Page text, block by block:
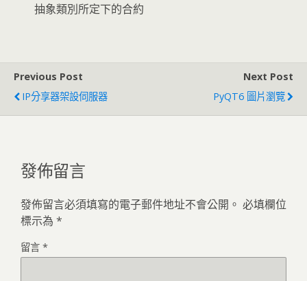
抽象類別所定下的合約
Previous Post
IP分享器架設伺服器
Next Post
PyQT6 圖片瀏覽
發佈留言
發佈留言必須填寫的電子郵件地址不會公開。 必填欄位
標示為 *
留言 *